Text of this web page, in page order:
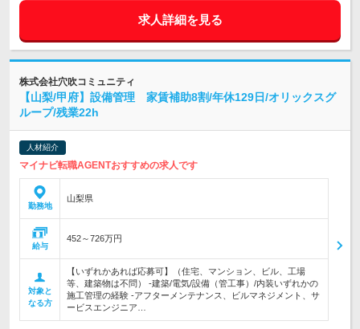
求人詳細を見る
株式会社穴吹コミュニティ
【山梨/甲府】設備管理 家賃補助8割/年休129日/オリックスグ
ループ/残業22h
人材紹介
マイナビ転職AGENTおすすめの求人です
勤務地
山梨県
給与
452～726万円
対象と
なる方
【いずれかあれば応募可】（住宅、マンション、ビル、工場
等、建築物は不問） -建築/電気/設備（管工事）/内装いずれかの
施工管理の経験 -アフターメンテナンス、ビルマネジメント、サ
ービスエンジニア…